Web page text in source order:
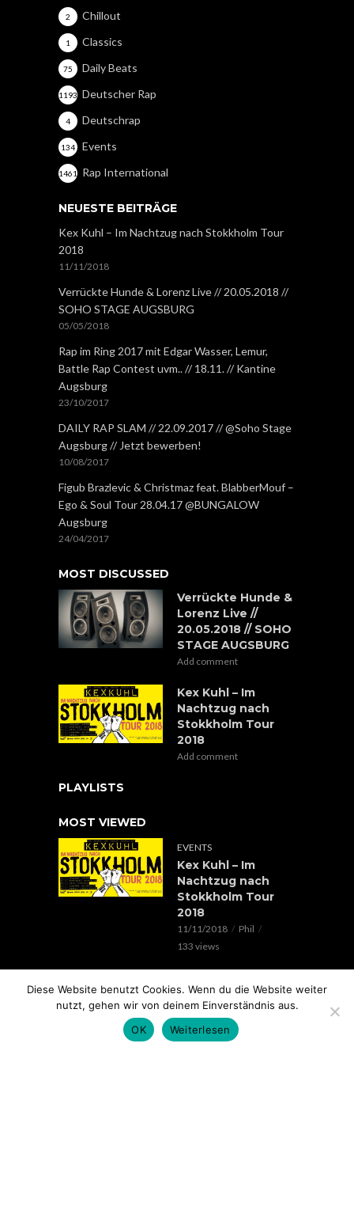
Chillout
2
Classics
1
Daily Beats
75
Deutscher Rap
1193
Deutschrap
4
Events
134
Rap International
1461
NEUESTE BEITRÄGE
Kex Kuhl – Im Nachtzug nach Stokkholm Tour
2018
11/11/2018
Verrückte Hunde & Lorenz Live // 20.05.2018 //
SOHO STAGE AUGSBURG
05/05/2018
Rap im Ring 2017 mit Edgar Wasser, Lemur,
Battle Rap Contest uvm.. // 18.11. // Kantine
Augsburg
23/10/2017
DAILY RAP SLAM // 22.09.2017 // @Soho Stage
Augsburg // Jetzt bewerben!
10/08/2017
Figub Brazlevic & Christmaz feat. BlabberMouf –
Ego & Soul Tour 28.04.17 @BUNGALOW
Augsburg
24/04/2017
MOST DISCUSSED
Verrückte Hunde &
Lorenz Live //
20.05.2018 // SOHO
STAGE AUGSBURG
Add comment
Kex Kuhl – Im
Nachtzug nach
Stokkholm Tour
2018
Add comment
PLAYLISTS
MOST VIEWED
EVENTS
Kex Kuhl – Im
Nachtzug nach
Stokkholm Tour
2018
11/11/2018
Phil
133 views
Verrückte Hunde &
Lorenz Live //
20.05.2018 // SOHO
STAGE AUGSBURG
Diese Website benutzt Cookies. Wenn du die Website weiter
nutzt, gehen wir von deinem Einverständnis aus.
OK
Weiterlesen